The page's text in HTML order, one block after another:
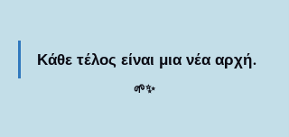
Κάθε τέλος είναι μια νέα αρχή.
🌱✨